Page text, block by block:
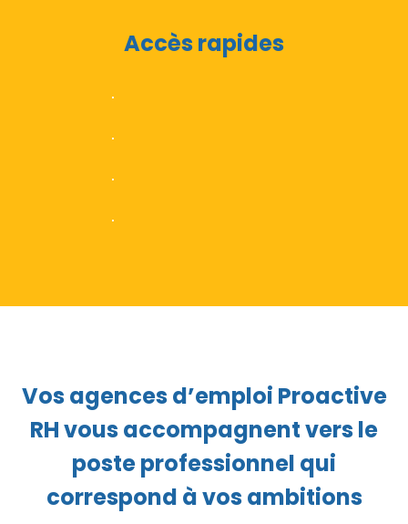
Accès rapides
Bénéficiez de services spécifiques
dédiés à votre emploi
Nous recherchons 681 profils !
Déposez votre candidature
Rejoindre le réseau Proactive
Vos agences d’emploi Proactive
RH vous accompagnent vers le
poste professionnel qui
correspond à vos ambitions